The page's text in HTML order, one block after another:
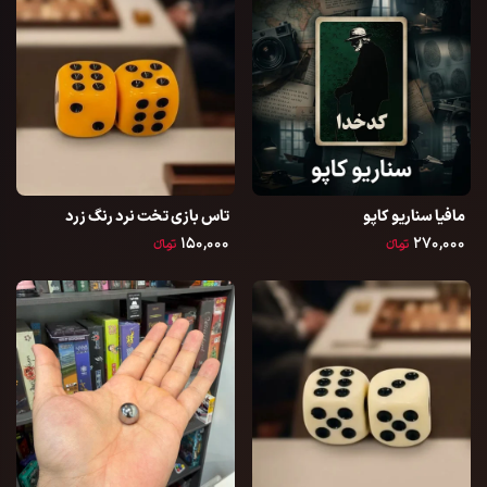
مافیا سناریو کاپو
۲۷۰,۰۰۰ تومانءء
تاس بازی تخت نرد رنگ زرد
۱۵۰,۰۰۰ تومانءء